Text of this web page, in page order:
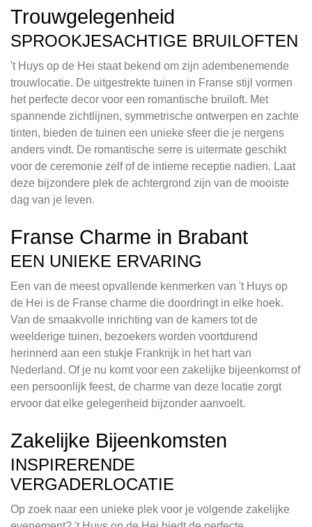
Trouwgelegenheid
SPROOKJESACHTIGE BRUILOFTEN
't Huys op de Hei staat bekend om zijn adembenemende
trouwlocatie. De uitgestrekte tuinen in Franse stijl vormen
het perfecte decor voor een romantische bruiloft. Met
spannende zichtlijnen, symmetrische ontwerpen en zachte
tinten, bieden de tuinen een unieke sfeer die je nergens
anders vindt. De romantische serre is uitermate geschikt
voor de ceremonie zelf of de intieme receptie nadien. Laat
deze bijzondere plek de achtergrond zijn van de mooiste
dag van je leven.
Franse Charme in Brabant
EEN UNIEKE ERVARING
Een van de meest opvallende kenmerken van 't Huys op
de Hei is de Franse charme die doordringt in elke hoek.
Van de smaakvolle inrichting van de kamers tot de
weelderige tuinen, bezoekers worden voortdurend
herinnerd aan een stukje Frankrijk in het hart van
Nederland. Of je nu komt voor een zakelijke bijeenkomst of
een persoonlijk feest, de charme van deze locatie zorgt
ervoor dat elke gelegenheid bijzonder aanvoelt.
Zakelijke Bijeenkomsten
INSPIRERENDE
VERGADERLOCATIE
Op zoek naar een unieke plek voor je volgende zakelijke